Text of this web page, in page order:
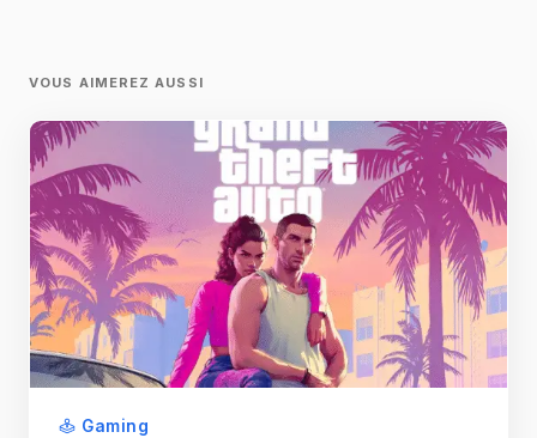
VOUS AIMEREZ AUSSI
Gaming